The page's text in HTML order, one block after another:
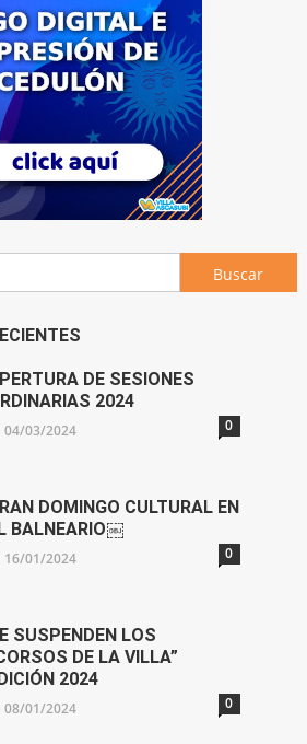
Buscar:
DE SESIONES
2024
04/03/2024 0
DOMINGO CULTURAL EN
BALNEARIO￼
16/01/2024 0
SUSPENDEN LOS
DE LA VILLA”
2024
08/01/2024 0